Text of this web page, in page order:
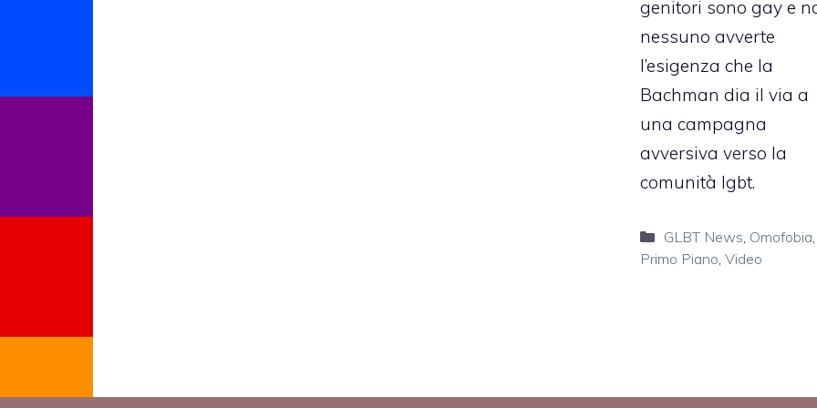
genitori sono gay e
nessuno avverte
l’esigenza che la
Bachman dia il via a
una campagna
avversiva verso la
comunità lgbt.
Categorie
GLBT News Omofobia
Primo Piano Video